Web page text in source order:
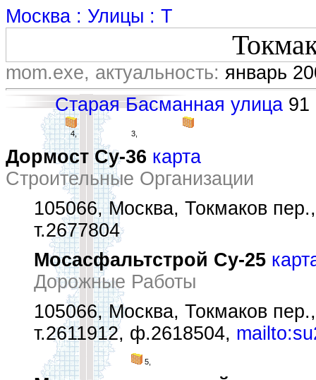
Москва : Улицы : Т
mom.exe, актуальность: январь
Старая Басманная улица 91
4, 3,
Дормост Су-36 карта
Строительные Организации
105066, Москва, Токмаков
т.2677804
Мосасфальтстрой Су-25
Дорожные Работы
105066, Москва, Токмаков
т.2611912, ф.2618504,
5,